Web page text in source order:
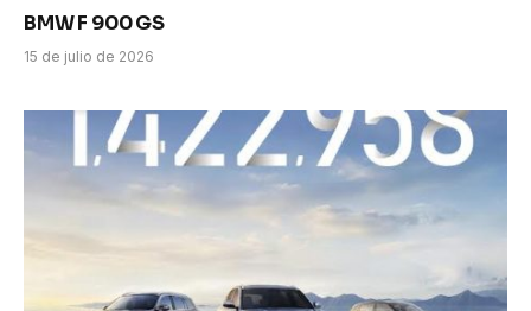
BMW F 900 GS
15 de julio de 2026